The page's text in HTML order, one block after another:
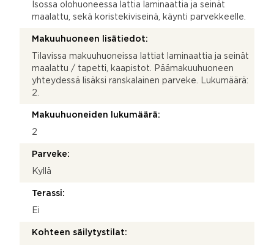
Isossa olohuoneessa lattia laminaattia ja seinät
maalattu, sekä koristekiviseinä, käynti parvekkeelle.
Makuuhuoneen lisätiedot:
Tilavissa makuuhuoneissa lattiat laminaattia ja seinät
maalattu / tapetti, kaapistot. Päämakuuhuoneen
yhteydessä lisäksi ranskalainen parveke. Lukumäärä:
2.
Makuuhuoneiden lukumäärä:
2
Parveke:
Kyllä
Terassi:
Ei
Kohteen säilytystilat: